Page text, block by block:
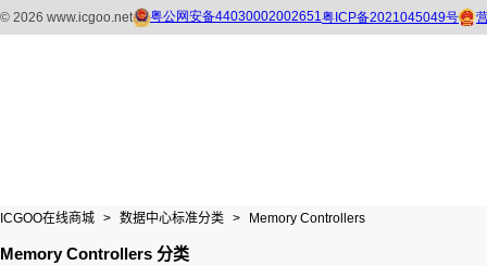
ICGOO在线商城 > 数据中心标准分类 > Memory Controllers
Memory Controllers 分类